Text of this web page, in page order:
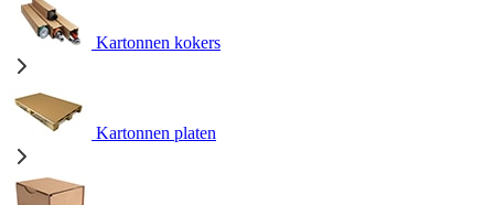
Kartonnen kokers
Kartonnen platen